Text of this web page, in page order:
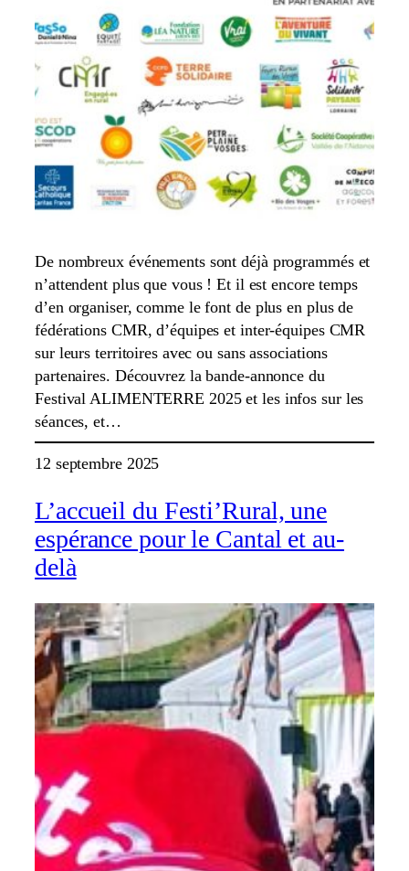
De nombreux événements sont déjà programmés et
n’attendent plus que vous ! Et il est encore temps
d’en organiser, comme le font de plus en plus de
fédérations CMR, d’équipes et inter-équipes CMR
sur leurs territoires avec ou sans associations
partenaires. Découvrez la bande-annonce du
Festival ALIMENTERRE 2025 et les infos sur les
séances, et…
12 septembre 2025
L’accueil du Festi’Rural, une
espérance pour le Cantal et au-
delà